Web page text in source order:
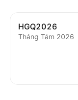
HGQ2026
Tháng Tám 2026